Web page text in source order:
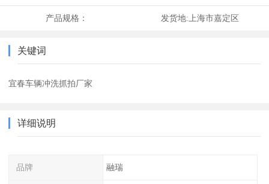
产品规格： 发货地:上海市嘉定区
关键词
宜春车辆冲洗抓拍厂家
详细说明
品牌 融瑞